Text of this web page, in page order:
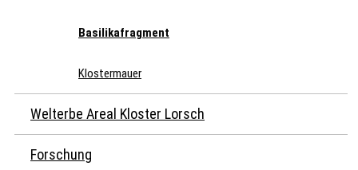
Basilikafragment
Klostermauer
Welterbe Areal Kloster Lorsch
Forschung